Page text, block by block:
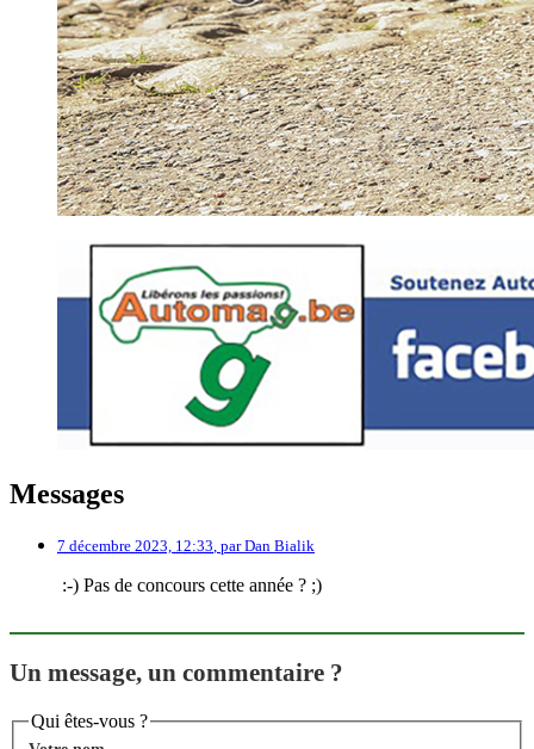
Messages
7 décembre 2023, 12:33, parDan Bialik
:-) Pas de concours cette année ? ;)
Un message, un commentaire ?
Qui êtes-vous ?